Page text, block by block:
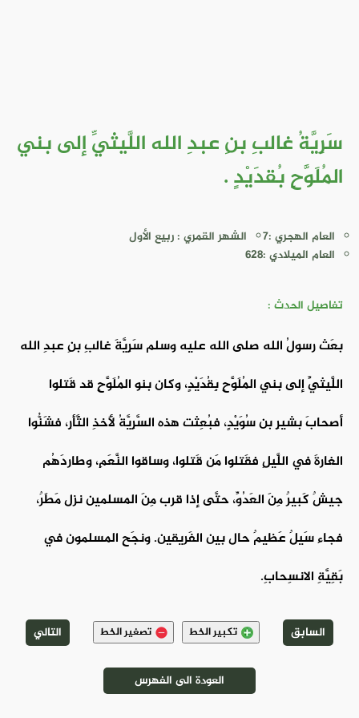
سَرِيَّةُ غالبِ بنِ عبدِ الله اللَّيثيِّ إلى بني
المُلَوَّحِ بُقدَيْدٍ .
العام الهجري :7
الشهر القمري : ربيع الأول
العام الميلادي :628
تفاصيل الحدث :
بعَث رسولُ الله صلى الله عليه وسلم سَرِيَّةَ غالبِ بنِ عبدِ الله
اللَّيثيِّ إلى بني المُلَوَّحِ بِقُدَيْدٍ، وكان بنو المُلَوَّحِ قد قَتلوا
أصحابَ بشيرِ بن سُوَيْدٍ، فبُعِثت هذه السَّرِيَّةُ لأَخذِ الثَّأرِ، فشَنُّوا
الغارةَ في اللَّيلِ فقَتلوا مَن قَتلوا، وساقوا النَّعَمِ، وطاردَهُم
جيشٌ كَبيرٌ مِنَ العَدُوِّ، حتَّى إذا قرب مِنَ المسلمين نزل مَطَرٌ،
فجاء سَيلٌ عَظيمٌ حال بين الفَريقين. ونجَح المسلمون في
بَقِيَّةِ الانسِحابِ.
السابق تكبير الخط تصغير الخط التالي
العودة الى الفهرس